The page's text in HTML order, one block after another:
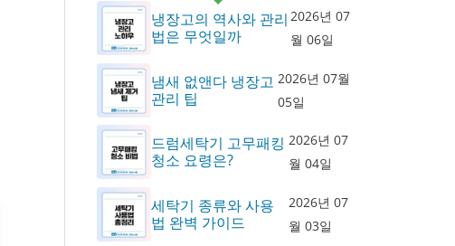
냉장고의 역사와 관리
법은 무엇일까
2026년 07
월 06일
냄새 없앤다 냉장고
관리 팁
2026년 07월
05일
드럼세탁기 고무패킹
청소 요령은?
2026년 07
월 04일
세탁기 종류와 사용
법 완벽 가이드
2026년 07
월 03일